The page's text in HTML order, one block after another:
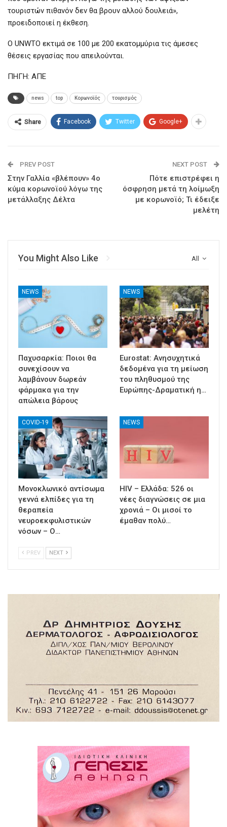
τουριστών πιθανόν δεν θα βρουν αλλού δουλειά»,
προειδοποιεί η έκθεση.
Ο UNWTO εκτιμά σε 100 με 200 εκατομμύρια τις άμεσες
θέσεις εργασίας που απειλούνται.
ΠΗΓΗ: ΑΠΕ
news top Κορωνοϊός τουρισμός
Share Facebook Twitter Google+
PREV POST
Στην Γαλλία «βλέπουν» 4ο
κύμα κορωνοϊού λόγω της
μετάλλαξης Δέλτα
NEXT POST
Πότε επιστρέφει η
όσφρηση μετά τη λοίμωξη
με κορωνοϊό; Τι έδειξε
μελέτη
All
You Might Also Like
NEWS
Παχυσαρκία: Ποιοι θα
συνεχίσουν να
λαμβάνουν δωρεάν
φάρμακα για την
απώλεια βάρους
NEWS
Eurostat: Ανησυχητικά
δεδομένα για τη μείωση
του πληθυσμού της
Ευρώπης-Δραματική η…
COVID-19
Μονοκλωνικό αντίσωμα
γεννά ελπίδες για τη
θεραπεία
νευροεκφυλιστικών
νόσων – Ο…
NEWS
HIV – Ελλάδα: 526 οι
νέες διαγνώσεις σε μια
χρονιά – Οι μισοί το
έμαθαν πολύ…
PREV NEXT